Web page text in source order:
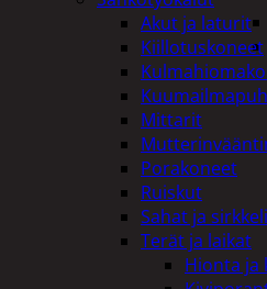
Akut ja laturit
Kiillotuskoneet
Mittarit
Porakoneet
Ruiskut
Sahat ja
Terät ja laikat
Hionta ja